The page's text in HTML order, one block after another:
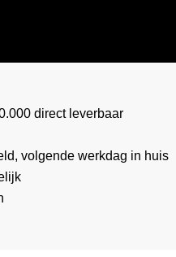
direct leverbaar
volgende werkdag in huis